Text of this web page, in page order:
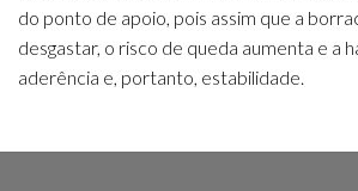
do ponto de apoio, pois assim que a
desgastar, o risco de queda aumenta e a
aderência e, portanto, estabilidade.